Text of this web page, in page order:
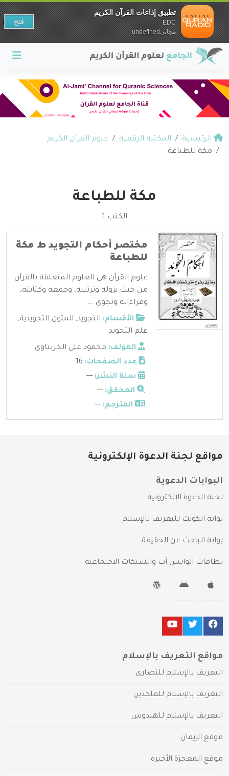
الرئيسية المكتبة الرقمية
علوم القرآن الكريم
مكة للطباعة
مكة للطباعة
الكتب 1
مختصر أحكام التجويد ط مكة
للطباعة
علوم القرآن هي العلوم المتعلقة بالقرآن
من حيث نزوله وترتيبه، وجمعه وكتابته،
وقراءاته وتجوي ...
الأقسام: التجويد, المتون التجويدية,
علم التجويد
المؤلف: محمود علي الخربتاوي
عدد الصفحات:
سنة النشر: ---
المحقق: ---
المترجم: ---
مواقع لجنة الدعوة الإلكترونية
البوابات الدعوية
لجنة الدعوة الإلكترونية
بوابة الكويت للتعريف بالإسلام
بوابة الباحث عن الحقيقة
بطاقات الواتس آب والشبكات الاجتماعية
مواقع التعريف بالإسلام
التعريف بالإسلام للنصارى
التعريف بالإسلام للملحدين
التعريف بالإسلام للهندوس
موقع الإيمان
موقع المعجزة الأخيرة
تطبيق إذاعات القرآن الكريم
EDC
مجانيundefined
فتح